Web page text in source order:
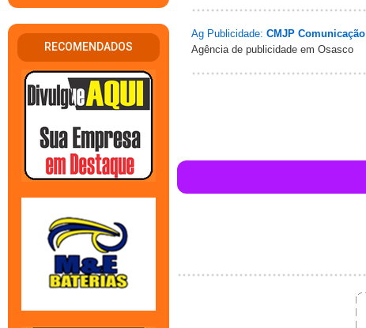
RECOMENDADOS
Ag Publicidade: CMJP Comunicação
Agência de publicidade em Osasco